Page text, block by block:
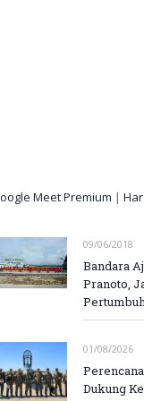
Meet Premium |
09/06/2018
Bandara
Pranoto,
01/08/2026
Dukung